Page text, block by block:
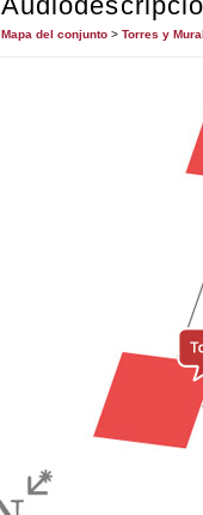
Mapa del conjunto> Torres y